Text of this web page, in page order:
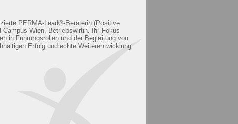
PERMA-Lead®-Beraterin (Positive
Campus Wien, Betriebswirtin. Ihr Fokus
in Führungsrollen und der Begleitung von
Erfolg und echte Weiterentwicklung